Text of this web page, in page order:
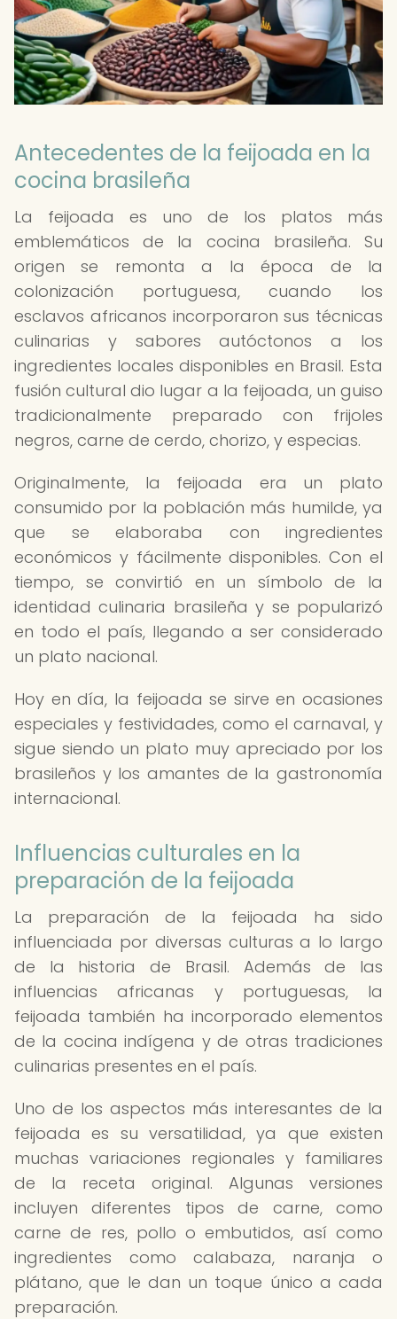
Antecedentes de la feijoada en la
cocina brasileña
La feijoada es uno de los platos más
emblemáticos de la cocina brasileña. Su
origen se remonta a la época de la
colonización portuguesa, cuando los
esclavos africanos incorporaron sus técnicas
culinarias y sabores autóctonos a los
ingredientes locales disponibles en Brasil. Esta
fusión cultural dio lugar a la feijoada, un guiso
tradicionalmente preparado con frijoles
negros, carne de cerdo, chorizo, y especias.
Originalmente, la feijoada era un plato
consumido por la población más humilde, ya
que se elaboraba con ingredientes
económicos y fácilmente disponibles. Con el
tiempo, se convirtió en un símbolo de la
identidad culinaria brasileña y se popularizó
en todo el país, llegando a ser considerado
un plato nacional.
Hoy en día, la feijoada se sirve en ocasiones
especiales y festividades, como el carnaval, y
sigue siendo un plato muy apreciado por los
brasileños y los amantes de la gastronomía
internacional.
Influencias culturales en la
preparación de la feijoada
La preparación de la feijoada ha sido
influenciada por diversas culturas a lo largo
de la historia de Brasil. Además de las
influencias africanas y portuguesas, la
feijoada también ha incorporado elementos
de la cocina indígena y de otras tradiciones
culinarias presentes en el país.
Uno de los aspectos más interesantes de la
feijoada es su versatilidad, ya que existen
muchas variaciones regionales y familiares
de la receta original. Algunas versiones
incluyen diferentes tipos de carne, como
carne de res, pollo o embutidos, así como
ingredientes como calabaza, naranja o
plátano, que le dan un toque único a cada
preparación.